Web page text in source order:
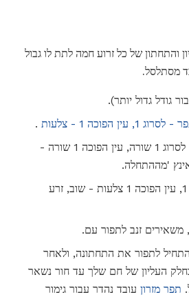
והתחתון של כל זרוע חמה לתת לו גבול
מסתלסל.
1, עין הפוכה 1 - צלעות
.
לסרוג ב Stinette סטיץ - לסרוג 1 שורה, עין הפוכה 1 שורה -
עבודה 4 שורות של לסרוג 1, עין הפוכה 1 צלעות - שוב, זרע
זנב לתפור עם.
לתפור את התחתונה, ולאחר
העליון של חם שלך עד חור נשאר
תפר מזרון עובד נהדר עבור גימור